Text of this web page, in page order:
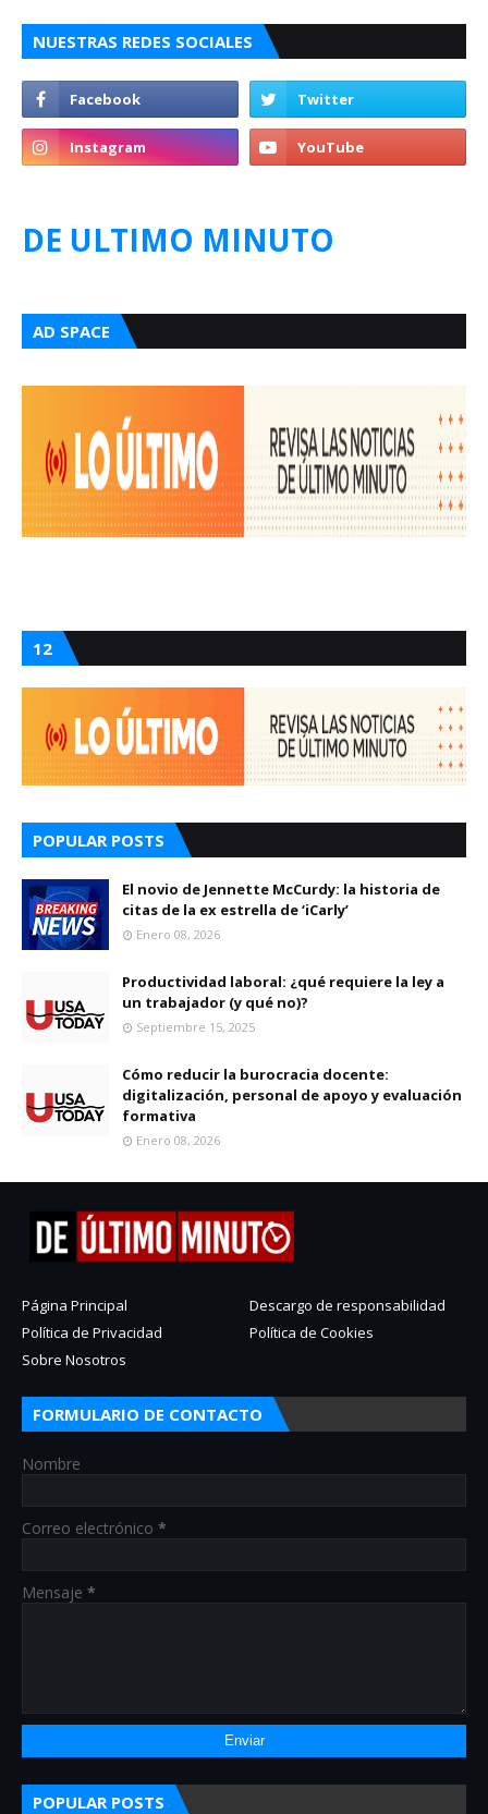
NUESTRAS REDES SOCIALES
DE ULTIMO MINUTO
AD SPACE
12
POPULAR POSTS
El novio de Jennette McCurdy: la historia de
citas de la ex estrella de ‘iCarly’
Enero 08, 2026
Productividad laboral: ¿qué requiere la ley a
un trabajador (y qué no)?
Septiembre 15, 2025
Cómo reducir la burocracia docente:
digitalización, personal de apoyo y evaluación
formativa
Enero 08, 2026
Página Principal
Descargo de responsabilidad
Política de Privacidad
Política de Cookies
Sobre Nosotros
FORMULARIO DE CONTACTO
Nombre
Correo electrónico *
Mensaje *
POPULAR POSTS